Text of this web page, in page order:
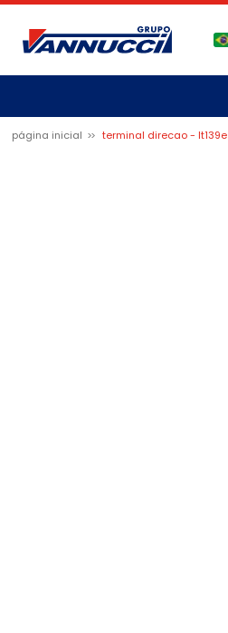
página inicial terminal direcao - lt139e